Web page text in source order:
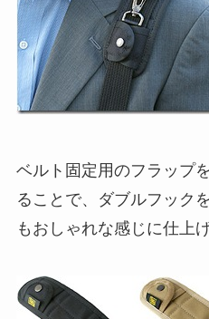
ベルト固定用のフラップ
ることで、ダブルフック
もおしゃれな感じに仕上げ